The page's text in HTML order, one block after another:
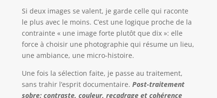
Si deux images se valent, je garde celle qui raconte
le plus avec le moins. C’est une logique proche de la
contrainte « une image forte plutôt que dix »: elle
force à choisir une photographie qui résume un lieu,
une ambiance, une micro-histoire.
Une fois la sélection faite, je passe au traitement,
sans trahir l’esprit documentaire. Post-traitement
sobre: contraste, couleur, recadrage et cohérence